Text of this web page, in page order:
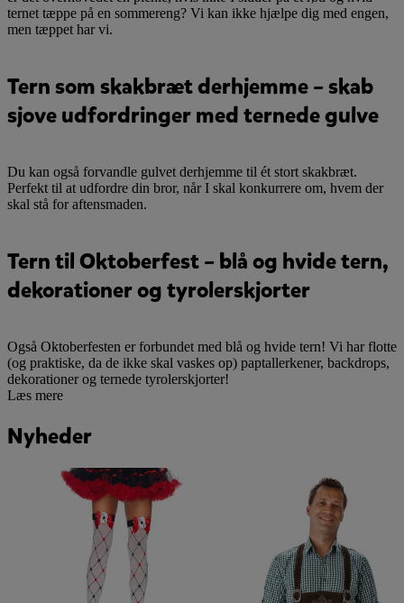
ternet tæppe på en sommereng? Vi kan ikke hjælpe dig med engen,
men tæppet har vi.
Tern som skakbræt derhjemme – skab
sjove udfordringer med ternede gulve
Du kan også forvandle gulvet derhjemme til ét stort skakbræt.
Perfekt til at udfordre din bror, når I skal konkurrere om, hvem der
skal stå for aftensmaden.
Tern til Oktoberfest – blå og hvide tern,
dekorationer og tyrolerskjorter
Også Oktoberfesten er forbundet med blå og hvide tern! Vi har flotte
(og praktiske, da de ikke skal vaskes op) paptallerkener, backdrops,
dekorationer og ternede tyrolerskjorter!
Læs mere
Nyheder